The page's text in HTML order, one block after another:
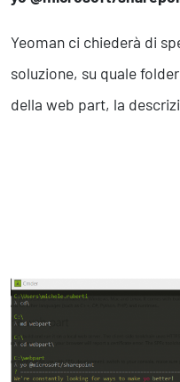
Yeoman ci chiederà di
soluzione, su quale
della web part, la